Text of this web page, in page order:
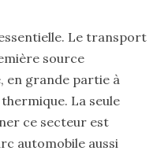
Le transport
source
en grande partie à
La seule
ce secteur est
automobile aussi